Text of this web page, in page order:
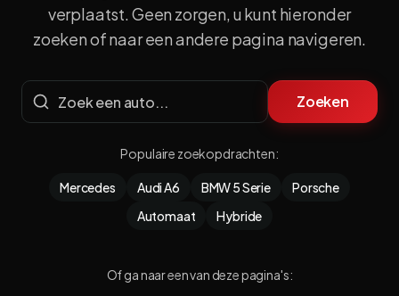
verplaatst. Geen zorgen, u kunt hieronder
zoeken of naar een andere pagina navigeren.
Zoeken
Populaire zoekopdrachten:
Mercedes Audi A6 BMW 5 Serie
Porsche
Automaat
Hybride
Of ga naar een van deze pagina's: